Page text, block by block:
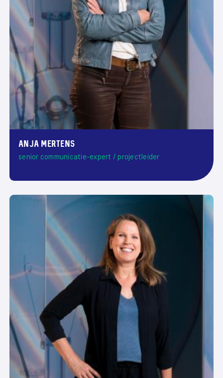
Anja Mertens
senior communicatie-expert / projectleider